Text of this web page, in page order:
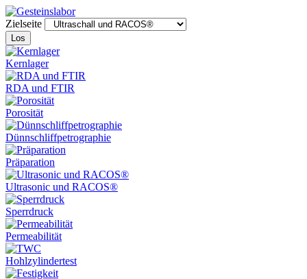
Zielseite
Los
Kernlager
RDA und FTIR
Porosität
Dünnschliffpetrographie
Präparation
Ultrasonic und RACOS®
Sperrdruck
Permeabilität
Hohlzylindertest